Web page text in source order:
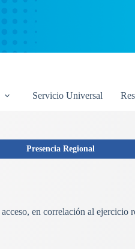
Servicio Universal
Presencia Regional
en correlación al ejercicio